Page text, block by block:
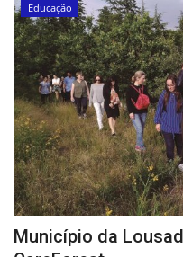
Educação
Município da